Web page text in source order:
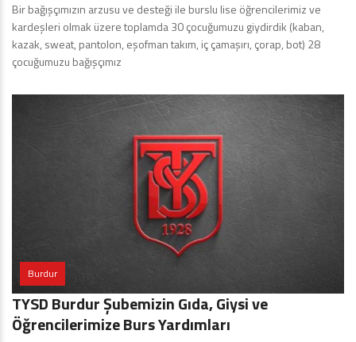
Bir bağışçımızın arzusu ve desteği ile burslu lise öğrencilerimiz ve
kardeşleri olmak üzere toplamda 30 çocuğumuzu giydirdik (kaban,
kazak, sweat, pantolon, eşofman takım, iç çamaşırı, çorap, bot) 28
çocuğumuzu bağışçımız
Burdur
TYSD Burdur Şubemizin Gıda, Giysi ve
Öğrencilerimize Burs Yardımları